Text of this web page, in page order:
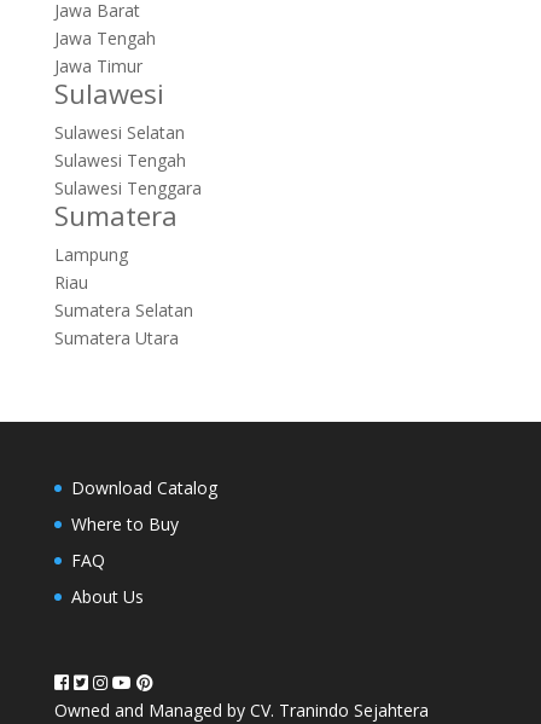
Jawa Barat
Jawa Tengah
Jawa Timur
Sulawesi
Sulawesi Selatan
Sulawesi Tengah
Sulawesi Tenggara
Sumatera
Lampung
Riau
Sumatera Selatan
Sumatera Utara
Download Catalog
Where to Buy
FAQ
About Us
Owned and Managed by CV. Tranindo Sejahtera